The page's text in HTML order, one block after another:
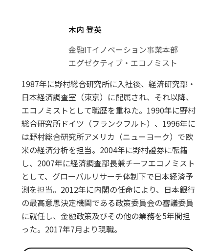
木内 登英
金融ITイノベーション事業本部
エグゼクティブ・エコノミスト
1987年に野村総合研究所に入社後、経済研究部・
日本経済調査室（東京）に配属され、それ以降、
エコノミストとして職歴を重ねた。1990年に野村
総合研究所ドイツ（フランクフルト）、1996年に
は野村総合研究所アメリカ（ニューヨーク）で欧
米の経済分析を担当。2004年に野村證券に転籍
し、2007年に経済調査部長兼チーフエコノミスト
として、グローバルリサーチ体制下で日本経済予
測を担当。2012年に内閣の任命により、日本銀行
の最高意思決定機関である政策委員会の審議委員
に就任し、金融政策及びその他の業務を5年間担
った。2017年7月より現職。